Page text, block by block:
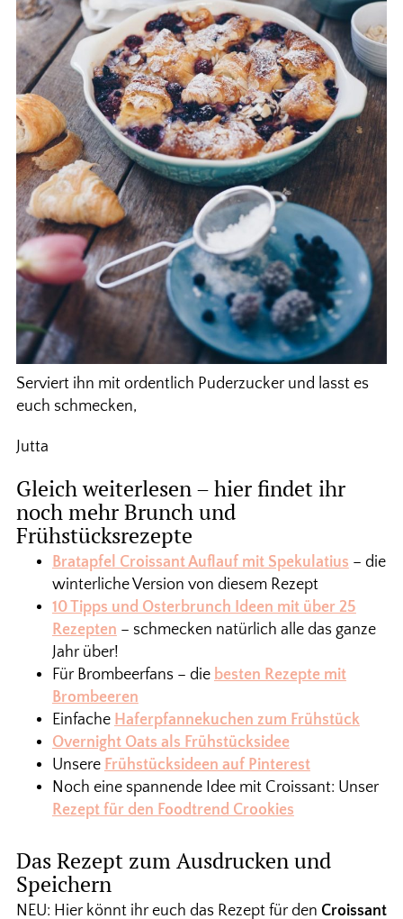
Serviert ihn mit ordentlich Puderzucker und lasst es
euch schmecken,
Jutta
Gleich weiterlesen – hier findet ihr
noch mehr Brunch und
Frühstücksrezepte
Bratapfel Croissant Auflauf mit Spekulatius – die
winterliche Version von diesem Rezept
10 Tipps und Osterbrunch Ideen mit über 25
Rezepten – schmecken natürlich alle das ganze
Jahr über!
Für Brombeerfans – die besten Rezepte mit
Brombeeren
Einfache Haferpfannekuchen zum Frühstück
Overnight Oats als Frühstücksidee
Unsere Frühstücksideen auf Pinterest
Noch eine spannende Idee mit Croissant: Unser
Rezept für den Foodtrend Crookies
Das Rezept zum Ausdrucken und
Speichern
NEU: Hier könnt ihr euch das Rezept für den Croissant